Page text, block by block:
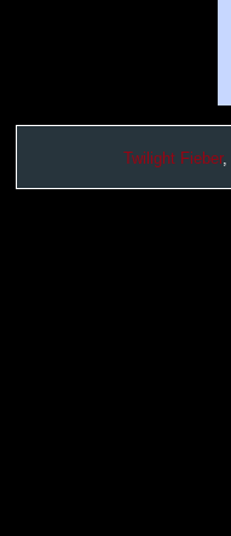
Twilight Fieber,